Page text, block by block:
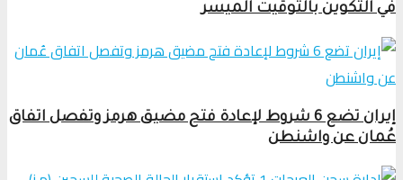
في التكوين بالتوقيت الميسر
إيران تضع 6 شروط لإعادة فتح مضيق هرمز وتفصل اتفاق
عُمان عن واشنطن